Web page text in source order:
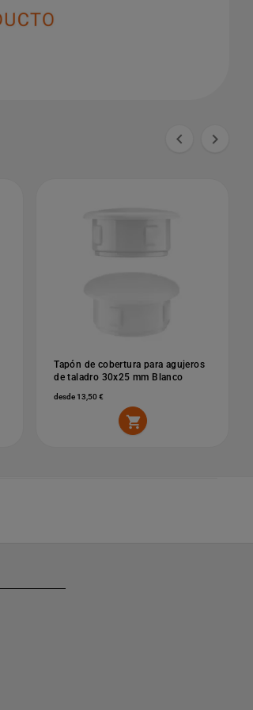
 
Tapón de cobertura para agujeros
de taladro 30x25 mm Blanco
desde 13,50 €
